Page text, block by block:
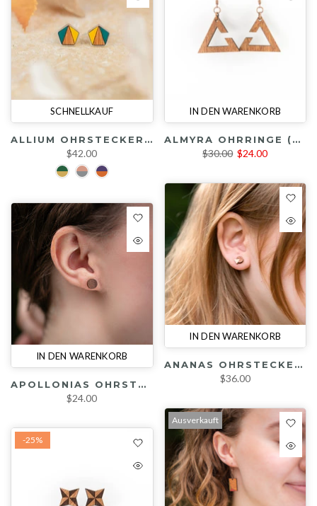
SCHNELLKAUF
ALLIUM OHRSTECKER IN RHODINIERTER FASSUNG (KIRSCHE / SILBER / DIV. FARBEN / RHODIUM)
$42.00
IN DEN WARENKORB
ALMYRA OHRRINGE (KIRSCHE)
$30.00 $24.00
IN DEN WARENKORB
ANANAS OHRSTECKER (KIRSCHE / MESSING)
$36.00
IN DEN WARENKORB
APOLLONIAS OHRSTECKER (WALNUSS)
$24.00
Ausverkauft
-25%